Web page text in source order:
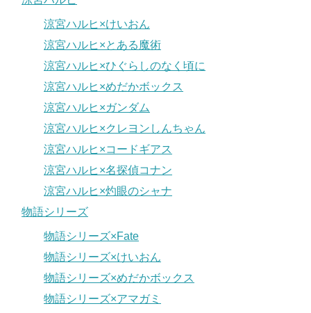
涼宮ハルヒ×けいおん
涼宮ハルヒ×とある魔術
涼宮ハルヒ×ひぐらしのなく頃に
涼宮ハルヒ×めだかボックス
涼宮ハルヒ×ガンダム
涼宮ハルヒ×クレヨンしんちゃん
涼宮ハルヒ×コードギアス
涼宮ハルヒ×名探偵コナン
涼宮ハルヒ×灼眼のシャナ
物語シリーズ
物語シリーズ×Fate
物語シリーズ×けいおん
物語シリーズ×めだかボックス
物語シリーズ×アマガミ